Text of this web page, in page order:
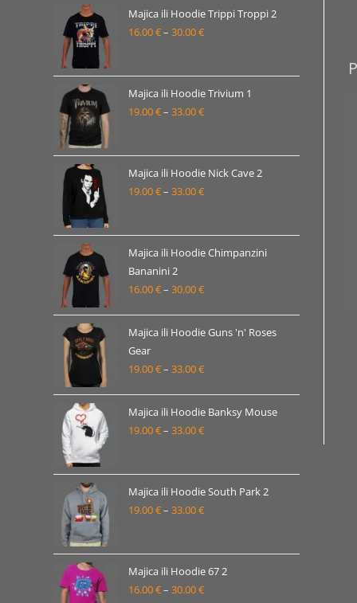
od
19.00 €
Majica ili Hoodie Trippi Troppi 2
16.00€– 30.00€Raspon
od
16.00 €
do
Majica ili Hoodie Trivium 1
19.00€– 33.00€Raspon
od
19.00 €
do
Majica ili Hoodie Nick Cave 2
19.00€– 33.00€Raspon
od
19.00 €
33.00 €
Majica ili Hoodie Chimpanzini
Bananini 2
16.00€– 30.00€Raspon
od
do
Majica ili Hoodie Guns 'n' Roses
Gear
19.00€– 33.00€Raspon
od
19.00 €
Majica ili Hoodie Banksy Mouse
19.00€– 33.00€Raspon
od
19.00 €
do
Majica ili Hoodie South Park 2
19.00€– 33.00€Raspon
od
19.00 €
do
Majica ili Hoodie 67 2
16.00€– 30.00€Raspon